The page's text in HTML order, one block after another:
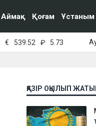
Аймақ Қоғам Ұстаным
€ 539.52 ₽ 5.73
ҚАЗІР ОҚЫЛЫП